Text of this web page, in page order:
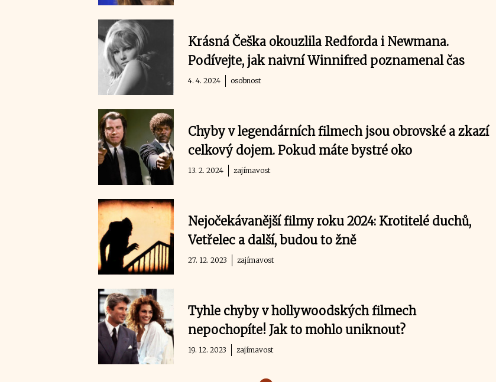
Krásná Češka okouzlila Redforda i Newmana.
Podívejte, jak naivní Winnifred poznamenal čas
4. 4. 2024 osobnost
Chyby v legendárních filmech jsou obrovské a zkazí
celkový dojem. Pokud máte bystré oko
13. 2. 2024 zajímavost
Nejočekávanější filmy roku 2024: Krotitelé duchů,
Vetřelec a další, budou to žně
27. 12. 2023 zajímavost
Tyhle chyby v hollywoodských filmech
nepochopíte! Jak to mohlo uniknout?
19. 12. 2023 zajímavost